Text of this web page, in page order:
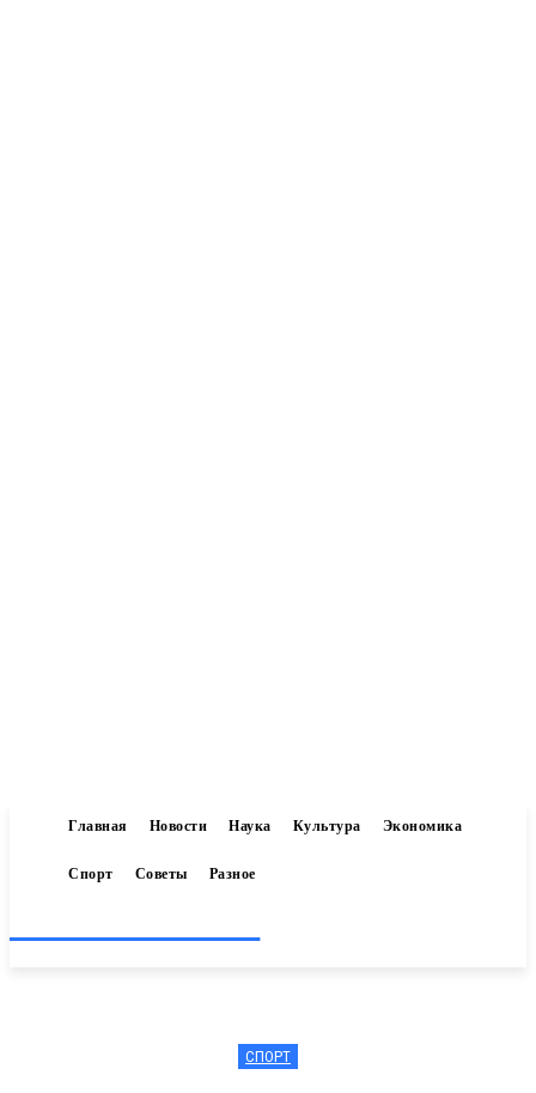
Главная Новости Наука Культура Экономика
Спорт Советы Разное
СПОРТ